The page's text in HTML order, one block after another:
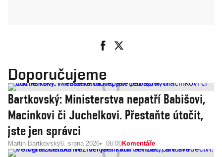
Doporučujeme
Bartkovský: Ministerstva nepatří Babišovi,
Macinkovi či Juchelkovi. Přestaňte útočit,
jste jen správci
Martin Bartkovský6. srpna 2026 06:00Komentáře